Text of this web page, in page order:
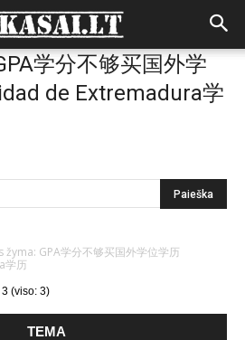
学分不够买国外学
de Extremadura学
žyma: GPA学分不够买国外学位学历
学历
(viso: 3)
TEMA